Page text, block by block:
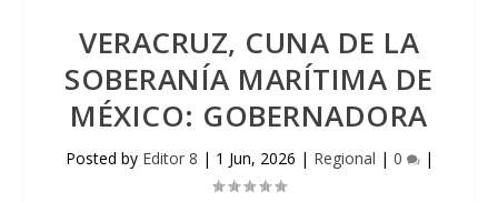
VERACRUZ, CUNA DE LA
SOBERANÍA MARÍTIMA DE
MÉXICO: GOBERNADORA
Posted by Editor 8 | 1 Jun, 2026 | Regional | 0 |